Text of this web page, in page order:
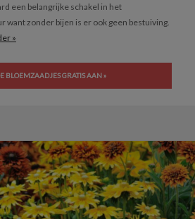
een belangrijke schakel in het
want zonder bijen is er ook geen bestuiving.
»
BLOEMZAADJES GRATIS AAN »